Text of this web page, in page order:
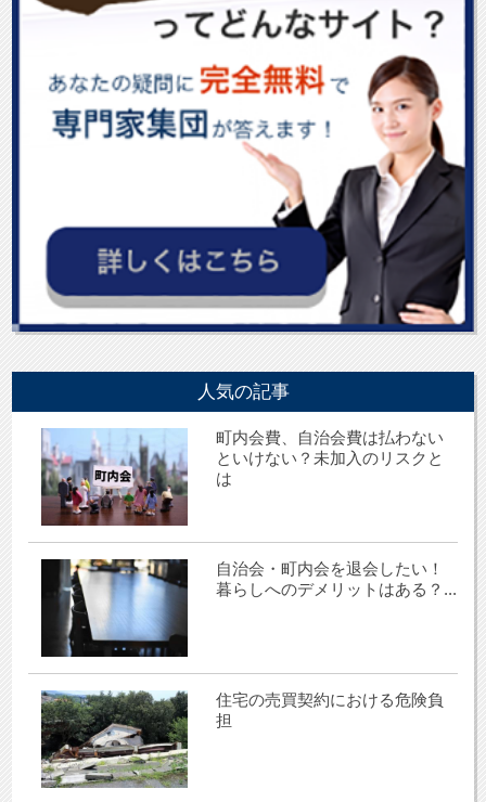
人気の記事
町内会費、自治会費は払わない
といけない？未加入のリスクと
は
自治会・町内会を退会したい！
暮らしへのデメリットはある？...
住宅の売買契約における危険負
担